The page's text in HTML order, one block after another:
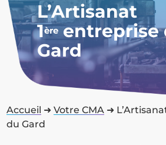
L’Artisanat
1èreentreprise
Gard
Accueil ➜Votre CMA ➜
du Gard